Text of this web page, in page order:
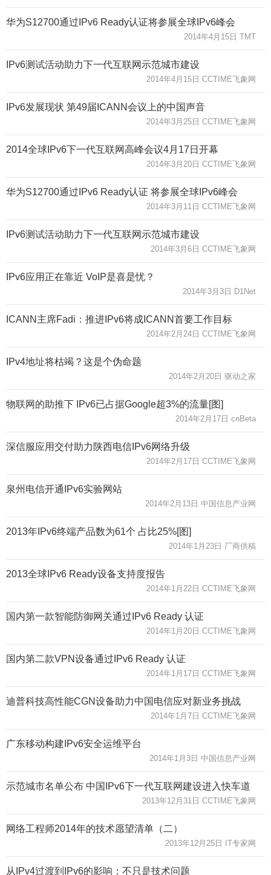
华为S12700通过IPv6 Ready认证将参展全球IPv6峰会
2014年4月15日 TMT
IPv6测试活动助力下一代互联网示范城市建设
2014年4月15日 CCTIME飞象网
IPv6发展现状 第49届ICANN会议上的中国声音
2014年3月25日 CCTIME飞象网
2014全球IPv6下一代互联网高峰会议4月17日开幕
2014年3月20日 CCTIME飞象网
华为S12700通过IPv6 Ready认证 将参展全球IPv6峰会
2014年3月11日 CCTIME飞象网
IPv6测试活动助力下一代互联网示范城市建设
2014年3月6日 CCTIME飞象网
IPv6应用正在靠近 VoIP是喜是忧？
2014年3月3日 D1Net
ICANN主席Fadi：推进IPv6将成ICANN首要工作目标
2014年2月24日 CCTIME飞象网
IPv4地址将枯竭？这是个伪命题
2014年2月20日 驱动之家
物联网的助推下 IPv6已占据Google超3%的流量[图]
2014年2月17日 cnBeta
深信服应用交付助力陕西电信IPv6网络升级
2014年2月17日 CCTIME飞象网
泉州电信开通IPv6实验网站
2014年2月13日 中国信息产业网
2013年IPv6终端产品数为61个 占比25%[图]
2014年1月23日 厂商供稿
2013全球IPv6 Ready设备支持度报告
2014年1月22日 CCTIME飞象网
国内第一款智能防御网关通过IPv6 Ready 认证
2014年1月20日 CCTIME飞象网
国内第二款VPN设备通过IPv6 Ready 认证
2014年1月17日 CCTIME飞象网
迪普科技高性能CGN设备助力中国电信应对新业务挑战
2014年1月7日 CCTIME飞象网
广东移动构建IPv6安全运维平台
2014年1月3日 中国信息产业网
示范城市名单公布 中国IPv6下一代互联网建设进入快车道
2013年12月31日 CCTIME飞象网
网络工程师2014年的技术愿望清单（二）
2013年12月25日 IT专家网
从IPv4过渡到IPv6的影响：不只是技术问题